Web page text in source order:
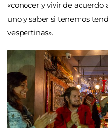
«conocer y vivir de
uno y saber si tenemos
vespertinas».